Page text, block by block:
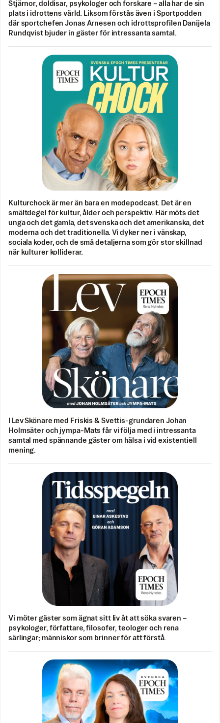
Stjärnor, doldisar, psykologer och forskare – alla har de sin
plats i idrottens värld. Liksom förstås även i Sportpodden
där sportchefen Jonas Arnesen och idrottsprofilen Danijela
Rundqvist bjuder in gäster för intressanta samtal.
Kulturchock är mer än bara en modepodcast. Det är en
smältdegel för kultur, ålder och perspektiv. Här möts det
unga och det gamla, det svenska och det amerikanska, det
moderna och det traditionella. Vi dyker ner i vänskap,
sociala koder, och de små detaljerna som gör stor skillnad
när kulturer kolliderar.
I Lev Skönare med Friskis & Svettis-grundaren Johan
Holmsäter och jympa-Mats får vi följa med i intressanta
samtal med spännande gäster om hälsa i vid existentiell
mening.
Vi möter gäster som ägnat sitt liv åt att söka svaren –
psykologer, författare, filosofer, teologer och rena
särlingar; människor som brinner för att förstå.